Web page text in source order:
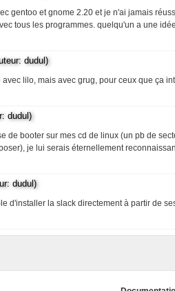
gentoo et gnome 2.20 et je n'ai jamais
tous les programmes. quelqu'un a une
dudul)
lilo, mais avec grug, pour ceux que ça
de booter sur mes cd de linux (un pb de
je lui serais éternellement
dudul)
d'installer la slack directement à partir de